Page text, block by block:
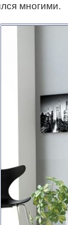
многими.